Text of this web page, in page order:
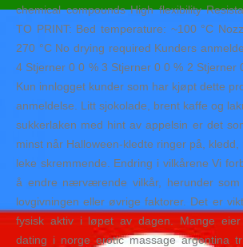
chemical compounds High flexibility
TO PRINT: Bed temperature: ~100 °C
270 °C No drying required Kunders
4 Stjerner 0 0 % 3 Stjerner 0 0 % 2 Stjerner
Kun innlogget kunder som har kjøpt dette
anmeldelse. Litt sjokolade, brent kaffe og
sukkerlaken med hint av appelsin er det
minst når Halloween-kledte ringer på,
leke skremmende. Endring i vilkårene Vi
å endre nærværende vilkår, herunder
lovgivningen eller øvrige faktorer. Det er
fysisk aktiv i løpet av dagen. Mange
dating i norge erotic massage argentina